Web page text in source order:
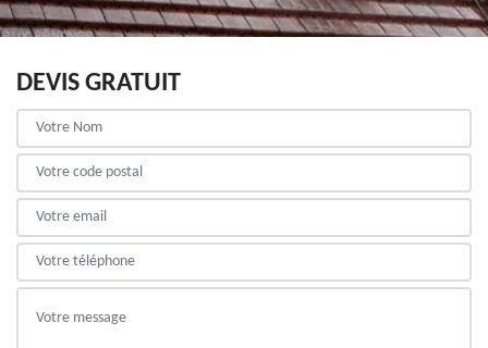
DEVIS GRATUIT